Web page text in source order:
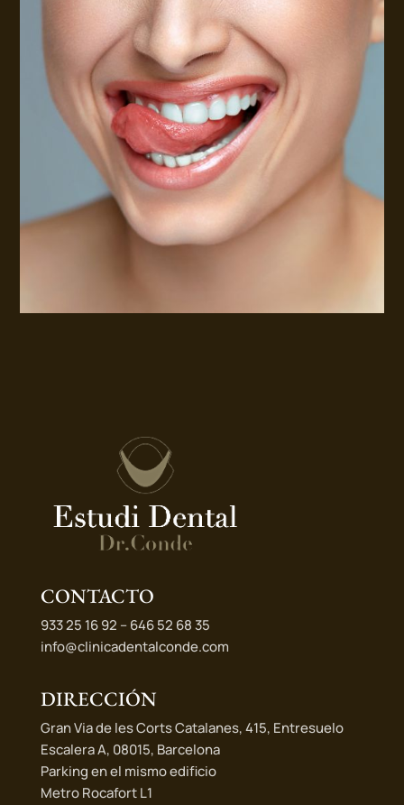
CONTACTO
933 25 16 92 – 646 52 68 35
info@clinicadentalconde.com
DIRECCIÓN
Gran Via de les Corts Catalanes, 415, Entresuelo
Escalera A, 08015, Barcelona
Parking en el mismo edificio
Metro Rocafort L1